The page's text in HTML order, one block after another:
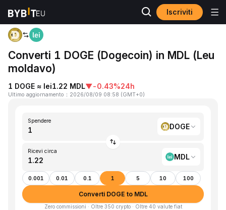
Iscriviti
Home DOGE to MDL
Converti 1 DOGE (Dogecoin) in MDL (Leu
moldavo)
1 DOGE ≈ lei1.22 MDL▼-0.43%24h
Ultimo aggiornamento ： 2026/08/09 08:58 (GMT+0)
Spendere
DOGE
Ricevi circa
MDL
0.001 0.01 0.1 1 5 10 100
Converti DOGE to MDL
Zero commissioni · Oltre 350 crypto · Oltre 40 valute fiat